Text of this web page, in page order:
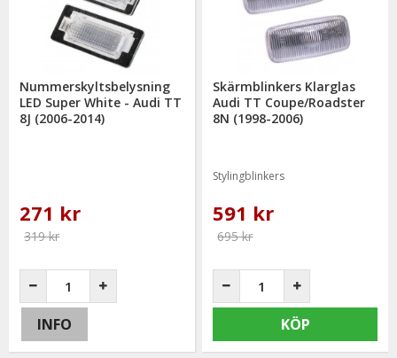
Nummerskyltsbelysning
LED Super White - Audi TT
8J (2006-2014)
271 kr
319 kr
INFO
Skärmblinkers Klarglas
Audi TT Coupe/Roadster
8N (1998-2006)
Stylingblinkers
591 kr
695 kr
KÖP